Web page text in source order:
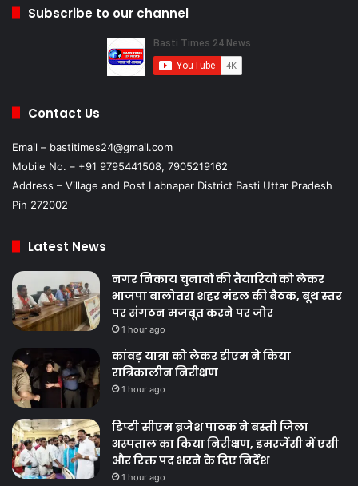
Subscribe to our channel
Contact Us
Email – bastitimes24@gmail.com
Mobile No. – +91 9795441508, 7905219162
Address – Village and Post Labnapar District Basti Uttar Pradesh
Pin 272002
Latest News
नगर निकाय चुनावों की तैयारियों को लेकर
भाजपा बालोतरा शहर मंडल की बैठक, बूथ स्तर
पर संगठन मजबूत करने पर जोर
1 hour ago
कांवड़ यात्रा को लेकर डीएम ने किया
रात्रिकालीन निरीक्षण
1 hour ago
डिप्टी सीएम ब्रजेश पाठक ने बस्ती जिला
अस्पताल का किया निरीक्षण, इमरजेंसी में एसी
और रिक्त पद भरने के दिए निर्देश
1 hour ago